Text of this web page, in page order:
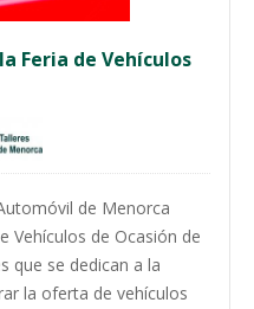
Feria de Vehículos
de Menorca
Vehículos de Ocasión de
que se dedican a la
la oferta de vehículos